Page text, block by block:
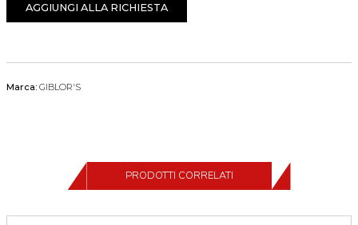
AGGIUNGI ALLA RICHIESTA
Marca: GIBLOR'S
PRODOTTI CORRELATI